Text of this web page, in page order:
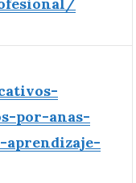
por-anas-